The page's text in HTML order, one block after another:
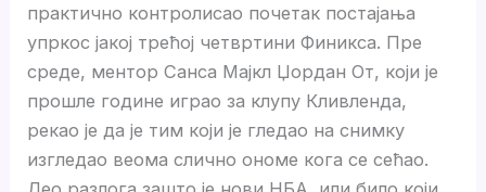
практично контролисао почетак постајања
упркос јакој трећој четвртини Финикса. Пре
среде, ментор Санса Мајкл Џордан От, који је
прошле године играо за клупу Кливленда,
рекао је да је тим који је гледао на снимку
изгледао веома слично ономе кога се сећао.